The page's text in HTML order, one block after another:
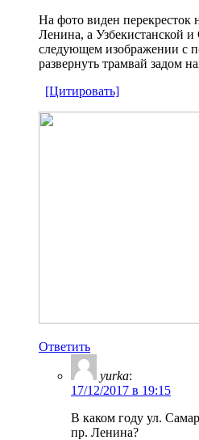
На фото виден перекресток
Ленина, а Узбекистанской
следующем изображении с
развернуть трамвай задом
[Цитировать]
Ответить
yurka:
17/12/2017 в 19:15
В каком году ул.
пр. Ленина?